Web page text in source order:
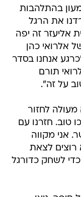
בהתלהבות
"ב-0:2 קצת הורדנו את הרגל
אליעזר זה יפה
אלרואי כהן
אנחנו בסדר
תורם
על זה".
מעולה לחזור
טוב. חזרנו עם
אני מקווה
רוצים לצאת
לשחק כדורגל